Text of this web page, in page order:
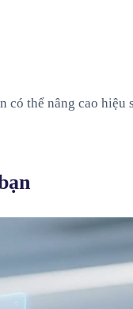
thể nâng cao